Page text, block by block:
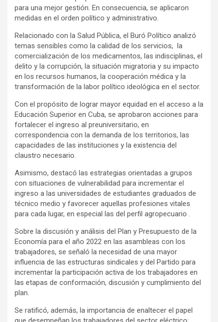
para una mejor gestión. En consecuencia, se aplicaron
medidas en el orden político y administrativo.
Relacionado con la Salud Pública, el Buró Político analizó
temas sensibles como la calidad de los servicios, la
comercialización de los medicamentos, las indisciplinas, el
delito y la corrupción, la situación migratoria y su impacto
en los recursos humanos, la cooperación médica y la
transformación de la labor político ideológica en el sector.
Con el propósito de lograr mayor equidad en el acceso a la
Educación Superior en Cuba, se aprobaron acciones para
fortalecer el ingreso al preuniversitario, en
correspondencia con la demanda de los territorios, las
capacidades de las instituciones y la existencia del
claustro necesario.
Asimismo, destacó las estrategias orientadas a grupos
con situaciones de vulnerabilidad para incrementar el
ingreso a las universidades de estudiantes graduados de
técnico medio y favorecer aquellas profesiones vitales
para cada lugar, en especial las del perfil agropecuario .
Sobre la discusión y análisis del Plan y Presupuesto de la
Economía para el año 2022 en las asambleas con los
trabajadores, se señaló la necesidad de una mayor
influencia de las estructuras sindicales y del Partido para
incrementar la participación activa de los trabajadores en
las etapas de conformación, discusión y cumplimiento del
plan.
Se ratificó, además, la importancia de enaltecer el papel